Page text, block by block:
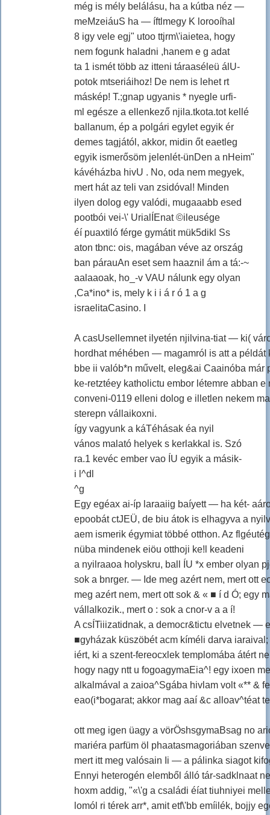
még is mély belálásu, ha a kútba néz —
meMzeiáuS ha — íftlmegy K lorooíhal
8 igy vele egj" utoo ttjrm\'iaietea, hogy
nem fogunk haladni ,hanem e g adat
ta 1 ismét több az itteni táraaséleü álU-
potok mtseriáihoz! De nem is lehet rt
máskép! T.;gnap ugyanis * nyegle urfi-
ml egésze a ellenkező njila.tkota.tot kellé
ballanum, ép a polgári egylet egyik ér
demes tagjától, akkor, midin őt eaetleg
egyik ismerősöm jelenlét-ünDen a nHeim"
kávéházba hivU . No, oda nem megyek,
mert hát az teli van zsidóval! Minden
ilyen dolog egy valódi, mugaaabb esed
pootbói vei-\' UrialÍEnat ©ileusége
éí puaxtiló férge gymátit mük5dikl Ss
aton tbnc: ois, magában véve az ország
ban párauAn eset sem haaznil ám a tá:-~
aalaaoak, ho_-v VAU nálunk egy olyan
,Ca*ino* is, mely k i i á r ó 1 a g
israelitaCasino. I
A casUsellemnet ilyetén njilvina-tiat — ki(
hordhat méhében — magamról is att a példát
bbe ii valób*n művelt, eleg&ai Caainóba már
ke-retztéey katholictu embor létemre abban
conveni-0119 elleni dolog e illetlen nekem
sterepn vállaikoxni.
így vagyunk a káTéhásak éa nyil
vános malató helyek s kerlakkal is. Szó
ra.1 kevéc ember vao ÍU egyik a másik-
i l^dl
^g
Egy egéax ai-íp laraaiig baíyett — ha két-
epoobát ctJEÜ, de biu átok is elhagyva a
aem ismerik égymiat többé otthon. Az
nüba mindenek eiöu otthoji ke!l keadeni
a nyilraaoa holyskru, ball ÍU *x ember olyan
sok a bnrger. — Ide meg azért nem, mert ott
meg azért nem, mert ott sok & « ■ í d Ó; egy
vállalkozik., mert o : sok a cnor-v a a í!
A csÍTiiizatidnak, a democr&tictu elvetnek —
■gyházak küszöbét acm kíméli darva
iért, ki a szent-fereocxlek templomába átért
hogy nagy ntt u fogoagymaEia^! egy ixoen
alkalmával a zaioa^Sgába hivlam volt «** &
eao(i*bogarat; akkor mag aaí &c alloav^téat
ott meg igen üagy a vörÖshsgymaBsag no
mariéra parfüm öl phaatasmagoriában
mert itt meg valósain Ii — a pálinka siagot
Ennyi heterogén elemből álló tár-sadklnaat
hoxm addig, "«\'g a családi éíat tiuhniyei
lomól ri térek arr*, amit etf\'bb emíilék, bojjy